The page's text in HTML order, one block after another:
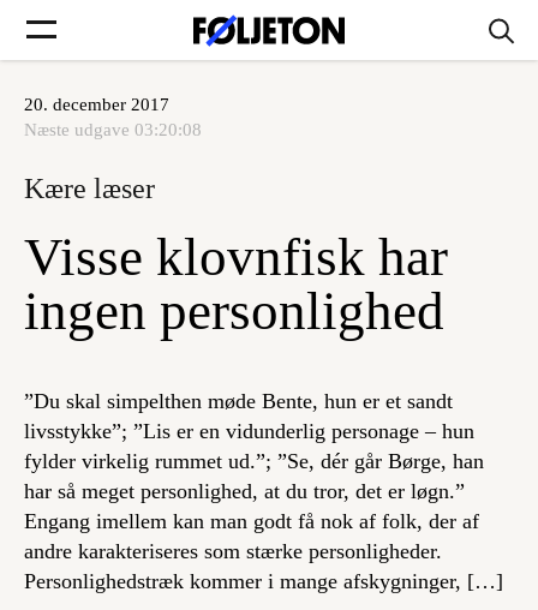
Forsider
Føljetoner
Søg
Min side
Log ind
20. december 2017
Næste udgave 03:20:08
Kære læser
Visse klovnfisk har
ingen personlighed
”Du skal simpelthen møde Bente, hun er et sandt
livsstykke”; ”Lis er en vidunderlig personage – hun
fylder virkelig rummet ud.”; ”Se, dér går Børge, han
har så meget personlighed, at du tror, det er løgn.”
Engang imellem kan man godt få nok af folk, der af
andre karakteriseres som stærke personligheder.
Personlighedstræk kommer i mange afskygninger, […]